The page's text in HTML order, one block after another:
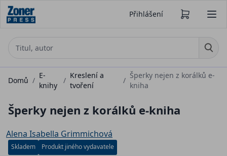
Přihlášení
Domů /
E-
knihy
/
Kreslení a
tvoření
/
Šperky nejen z korálků e-
kniha
Šperky nejen z korálků e-kniha
Alena Isabella Grimmichová
Skladem Produkt jiného vydavatele